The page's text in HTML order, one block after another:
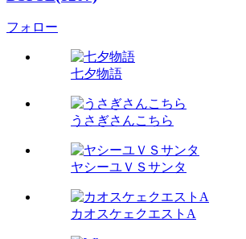
フォロー
七夕物語
うさぎさんこちら
ヤシーユＶＳサンタ
カオスケェクエストA